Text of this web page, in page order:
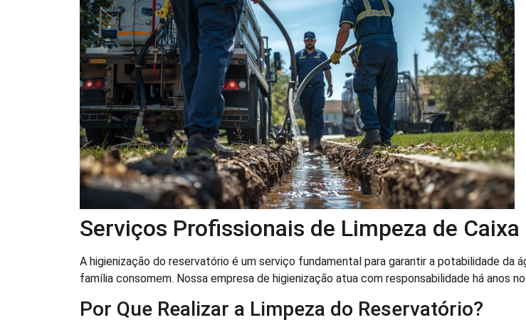
Serviços Profissionais de Limpeza de Caixa
A higienização do reservatório é um serviço fundamental para garantir a potabilidade da
família consomem. Nossa empresa de higienização atua com responsabilidade há anos
Por Que Realizar a Limpeza do Reservatório?